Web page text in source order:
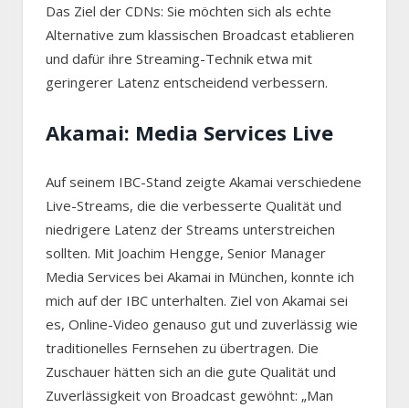
Das Ziel der CDNs: Sie möchten sich als echte
Alternative zum klassischen Broadcast etablieren
und dafür ihre Streaming-Technik etwa mit
geringerer Latenz entscheidend verbessern.
Akamai: Media Services Live
Auf seinem IBC-Stand zeigte Akamai verschiedene
Live-Streams, die die verbesserte Qualität und
niedrigere Latenz der Streams unterstreichen
sollten. Mit Joachim Hengge, Senior Manager
Media Services bei Akamai in München, konnte ich
mich auf der IBC unterhalten. Ziel von Akamai sei
es, Online-Video genauso gut und zuverlässig wie
traditionelles Fernsehen zu übertragen. Die
Zuschauer hätten sich an die gute Qualität und
Zuverlässigkeit von Broadcast gewöhnt: „Man